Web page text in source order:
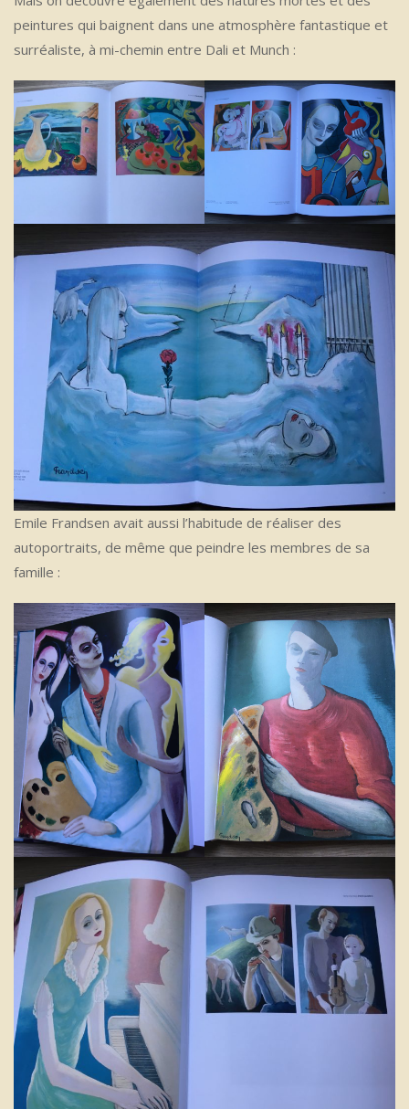
peintures qui baignent dans une atmosphère fantastique et
surréaliste, à mi-chemin entre Dali et Munch :
Emile Frandsen avait aussi l’habitude de réaliser des
autoportraits, de même que peindre les membres de sa
famille :